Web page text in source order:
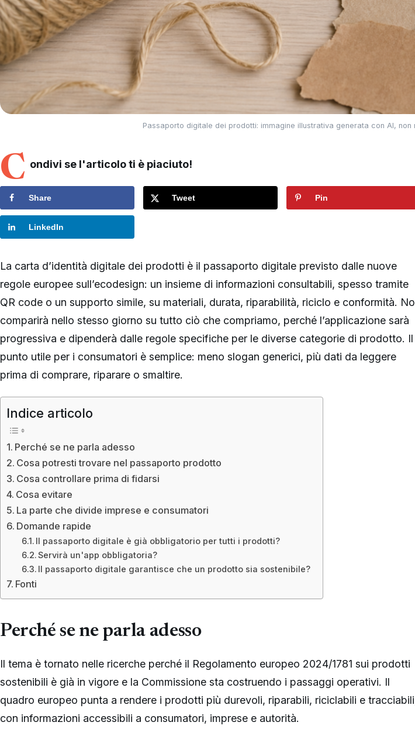
Passaporto digitale dei prodotti: immagine illustrativa generata con AI,
C ondivi se l'articolo ti è piaciuto!
Share Tweet Pin
LinkedIn
La carta d’identità digitale dei prodotti è il passaporto digitale previsto dalle nuove
regole europee sull’ecodesign: un insieme di informazioni consultabili, spesso tramite
QR code o un supporto simile, su materiali, durata, riparabilità, riciclo e conformità.
comparirà nello stesso giorno su tutto ciò che compriamo, perché l’applicazione sarà
progressiva e dipenderà dalle regole specifiche per le diverse categorie di prodotto. Il
punto utile per i consumatori è semplice: meno slogan generici, più dati da leggere
prima di comprare, riparare o smaltire.
Indice articolo
Perché se ne parla adesso
Cosa potresti trovare nel passaporto prodotto
Cosa controllare prima di fidarsi
Cosa evitare
La parte che divide imprese e consumatori
Domande rapide
Il passaporto digitale è già obbligatorio per tutti i prodotti?
Servirà un'app obbligatoria?
Il passaporto digitale garantisce che un prodotto sia sostenibile?
Fonti
Perché se ne parla adesso
Il tema è tornato nelle ricerche perché il Regolamento europeo 2024/1781 sui prodotti
sostenibili è già in vigore e la Commissione sta costruendo i passaggi operativi. Il
quadro europeo punta a rendere i prodotti più durevoli, riparabili, riciclabili e
con informazioni accessibili a consumatori, imprese e autorità.